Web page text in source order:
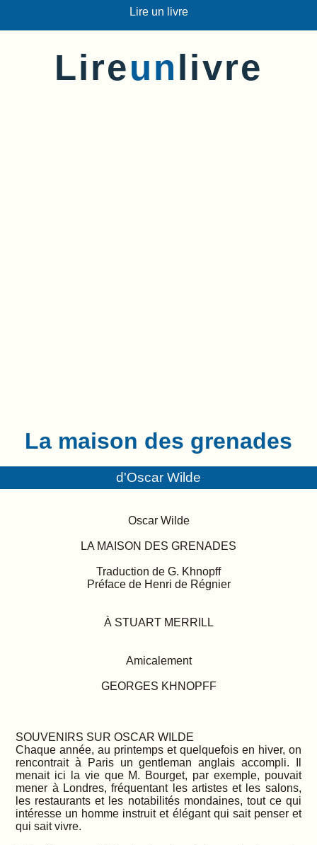
Lire un livre
Lireunlivre
La maison des grenades
d'Oscar Wilde
Oscar Wilde
LA MAISON DES GRENADES
Traduction de G. Khnopff
Préface de Henri de Régnier
À STUART MERRILL
Amicalement
GEORGES KHNOPFF
SOUVENIRS SUR OSCAR WILDE
Chaque année, au printemps et quelquefois en hiver, on
rencontrait à Paris un gentleman anglais accompli. Il
menait ici la vie que M. Bourget, par exemple, pouvait
mener à Londres, fréquentant les artistes et les salons,
les restaurants et les notabilités mondaines, tout ce qui
intéresse un homme instruit et élégant qui sait penser et
qui sait vivre.